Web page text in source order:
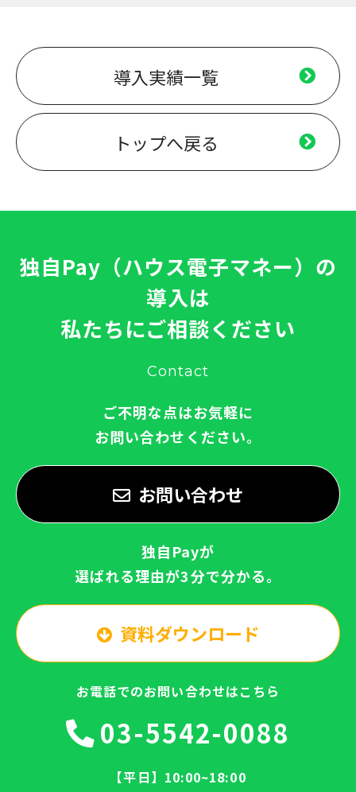
導入実績一覧
トップへ戻る
独自Pay（ハウス電子マネー）の
導入は
私たちにご相談ください
Contact
ご不明な点はお気軽に
お問い合わせください。
お問い合わせ
独自Payが
選ばれる理由が3分で分かる。
資料ダウンロード
お電話でのお問い合わせはこちら
03-5542-0088
【平日】10:00~18:00